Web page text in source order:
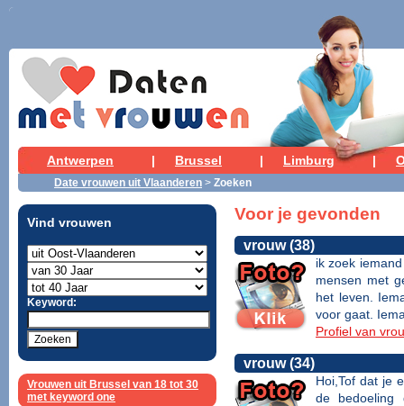
Antwerpen | Brussel | Limburg |
Date vrouwen uit Vlaanderen > Zoeken
Vind vrouwen
Keyword:
Vrouwen uit Brussel van 18 tot 30
met keyword one
Voor je gevonden
vrouw (38)
ik zoek
mensen met
het leven.
voor gaat.
Profiel van
vrouw (34)
Hoi,Tof dat je
de